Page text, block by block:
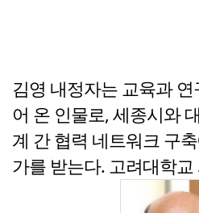
김영 내정자는 교육과
어 온 인물로, 세종시와
계 간 협력 네트워크 구
가를 받는다. 고려대학교